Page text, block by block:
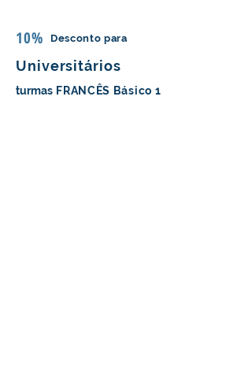
10% Desconto para
Universitários
turmas FRANCÊS Básico 1